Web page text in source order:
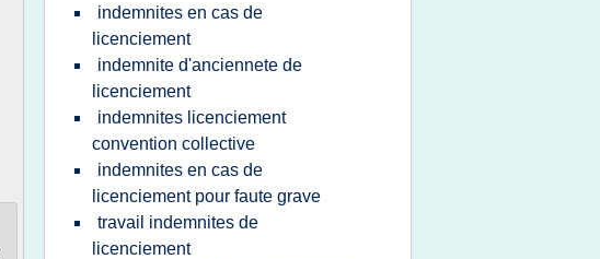
indemnites en cas de
licenciement
indemnite d'anciennete de
licenciement
indemnites licenciement
convention collective
indemnites en cas de
licenciement pour faute grave
travail indemnites de
licenciement